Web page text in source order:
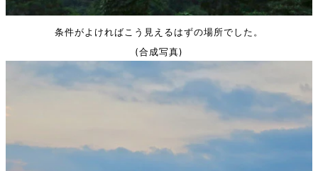
条件がよければこう見えるはずの場所でした。
(合成写真)